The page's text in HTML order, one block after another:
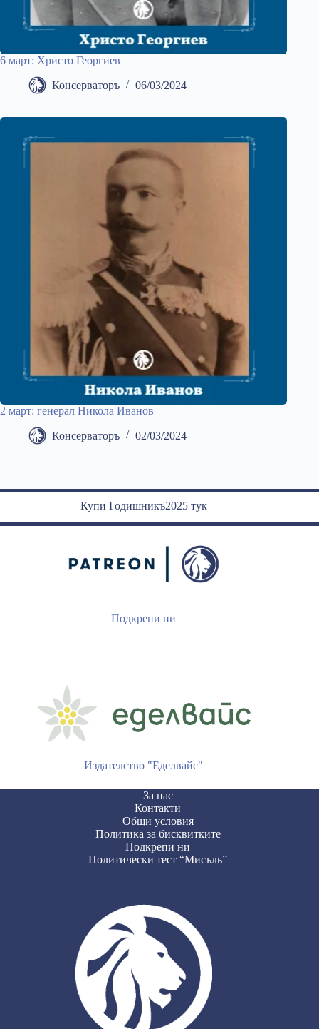
6 март: Христо Георгиев
Консерваторъ 06/03/2024
2 март: генерал Никола Иванов
Консерваторъ 02/03/2024
Купи Годишникъ2025 тук
Подкрепи ни
Издателство "Еделвайс"
За нас
Контакти
Общи условия
Политика за бисквитките
Подкрепи ни
Политически тест “Мисъль”